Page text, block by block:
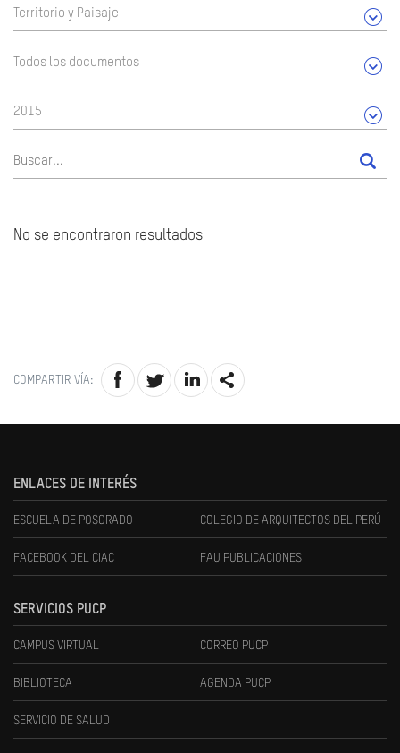
Territorio y Paisaje
Todos los documentos
2015
No se encontraron resultados
COMPARTIR VÍA:
ENLACES DE INTERÉS
ESCUELA DE POSGRADO COLEGIO DE ARQUITECTOS DEL PERÚ
FACEBOOK DEL CIAC FAU PUBLICACIONES
SERVICIOS PUCP
CAMPUS VIRTUAL CORREO PUCP
BIBLIOTECA AGENDA PUCP
SERVICIO DE SALUD